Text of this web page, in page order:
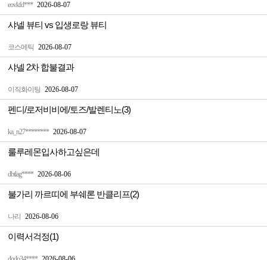
eovkfd*** 2026-08-07
코스메틱 2026-08-07
샤넬 뷰티 vs 입생로랑 뷰티
이직화이팅 2026-08-07
샤넬 2차 합불결과
ka_n27******** 2026-08-07
펜디/로저비비에/토즈/발렌티노(3)
dbtlag**** 2026-08-06
룰루레몬입사하고싶은데
나리 2026-08-06
불가리 까르띠에 부쉐론 반클리프(2)
이력서걱정(1)